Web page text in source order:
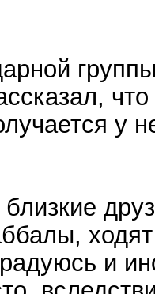
что
у
и